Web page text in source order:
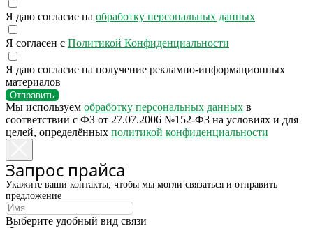
Я даю согласие на обработку персональных данных
Я согласен с Политикой Конфиденциальности
Я даю согласие на получение рекламно-информационных
материалов
Отправить
Мы используем обработку персональных данных в
соответствии с ФЗ от 27.07.2006 №152-ФЗ на условиях и для
целей, определённых политикой конфиденциальности
Запрос прайса
Укажите ваши контакты, чтобы мы могли связаться и отправить
предложение
Выберите удобный вид связи